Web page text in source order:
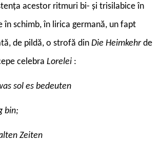
acestor ritmuri bi- și trisilabice în
în schimb, în lirica germană, un fapt
de pildă, o strofă din Die Heimkehrde
celebra Lorelei :
sol es bedeuten
bin;
Zeiten